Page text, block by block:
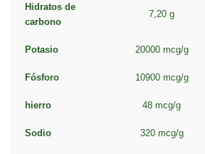
Hidratos de
carbono
7,20 g
Potasio 20000 mcg/g
Fósforo 10900 mcg/g
hierro 48 mcg/g
Sodio 320 mcg/g